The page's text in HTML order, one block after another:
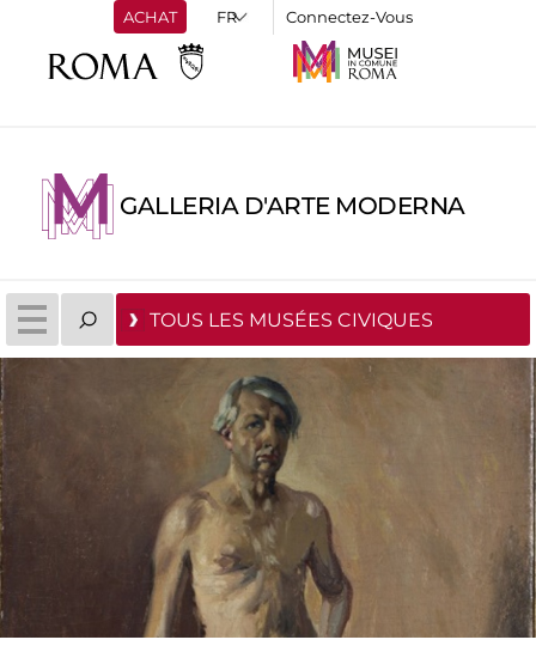
ACHAT Connectez-Vous
GALLERIA D'ARTE MODERNA
TOUS LES MUSÉES CIVIQUES